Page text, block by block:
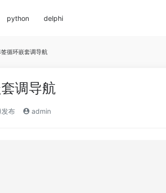
python delphi
循环嵌套调导航
调导航
布 admin